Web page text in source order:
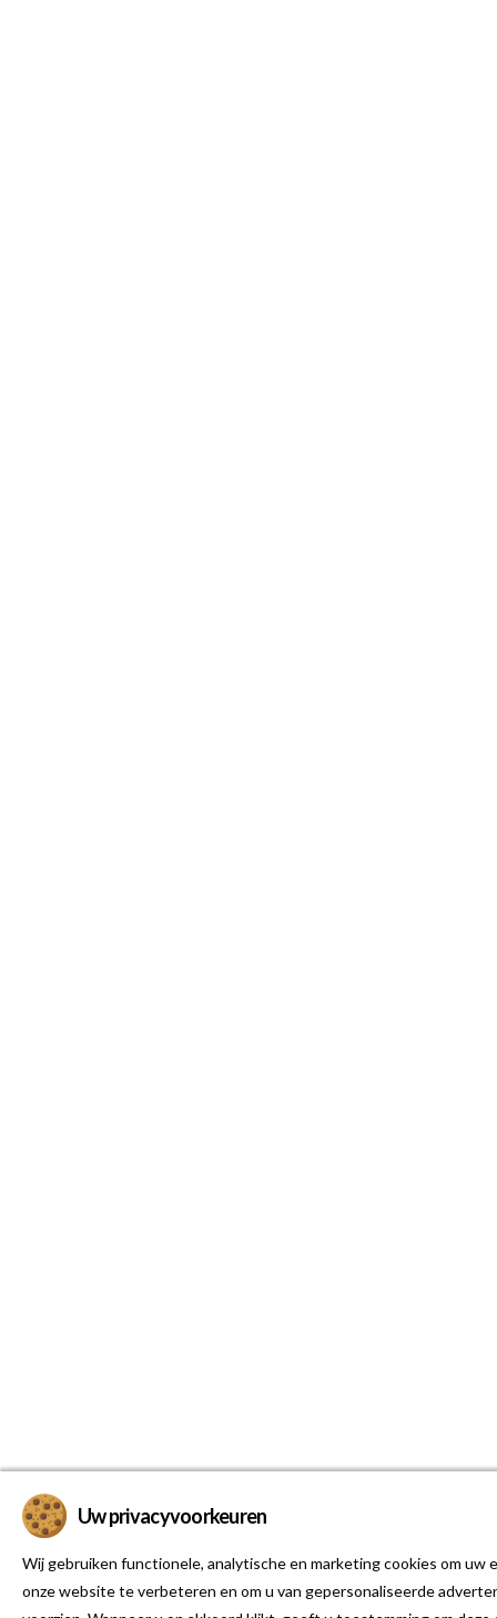
Uw privacyvoorkeuren
Wij gebruiken functionele, analytische en marketing cookies om uw
onze website te verbeteren en om u van gepersonaliseerde